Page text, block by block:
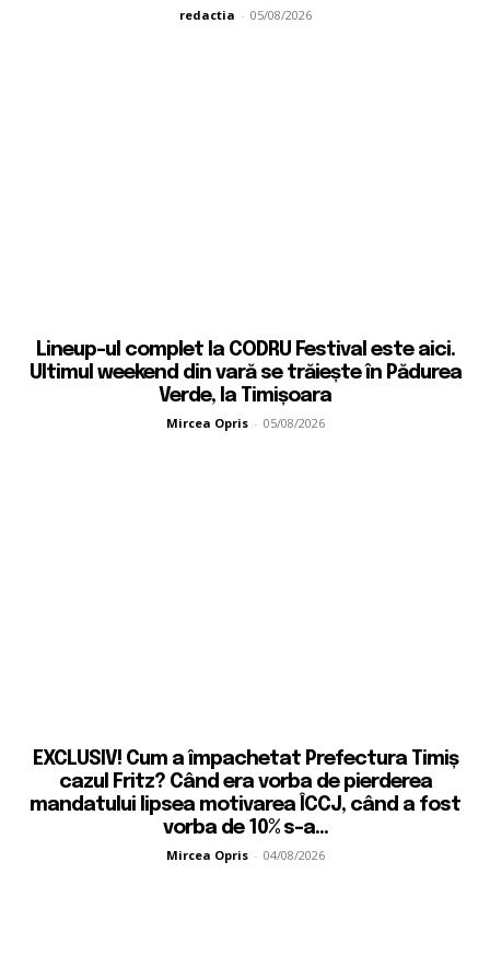
redactia - 05/08/2026
Lineup-ul complet la CODRU Festival este aici.
Ultimul weekend din vară se trăiește în Pădurea
Verde, la Timișoara
Mircea Opris - 05/08/2026
EXCLUSIV! Cum a împachetat Prefectura Timiș
cazul Fritz? Când era vorba de pierderea
mandatului lipsea motivarea ÎCCJ, când a fost
vorba de 10% s-a...
Mircea Opris - 04/08/2026